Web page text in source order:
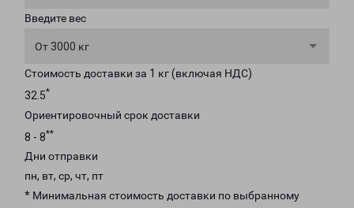
Введите вес
От 3000 кг
Стоимость доставки за 1 кг (включая НДС)
32.5*
Ориентировочный срок доставки
8 - 8**
Дни отправки
пн, вт, ср, чт, пт
* Минимальная стоимость доставки по выбранному